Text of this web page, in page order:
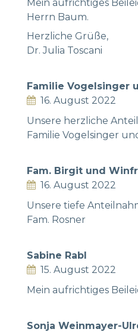
Mein aufrichtiges
Herrn Baum.
Herzliche Grüße,
Dr. Julia Toscani
Familie Vogelsinger
16. August 2022
Unsere herzliche
Familie Vogelsinger
Fam. Birgit und
16. August 2022
Unsere tiefe
Fam. Rosner
Sabine Rabl
15. August 2022
Mein aufrichtiges
Sonja Weinmayer-